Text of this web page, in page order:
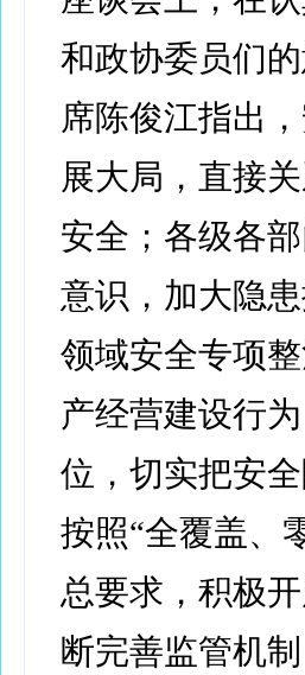
和政协委员们
席陈俊江指出
展大局，直接
安全；各级各
意识，加大隐
领域安全专项
产经营建设行
位，切实把安
按照“全覆盖、
总要求，积极
断完善监管机